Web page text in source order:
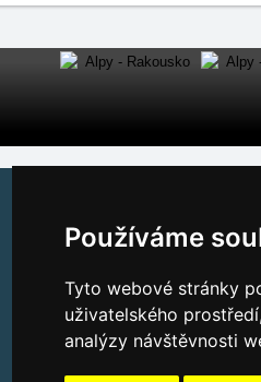
Používáme
Tyto webové stránky
uživatelského
analýzy návštěvnosti
Lastminute Krkonoše